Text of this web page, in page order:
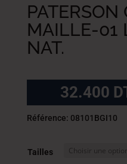
PATERSON
MAILLE-01
NAT.
32.400
Référence: 08101BGI10
Tailles